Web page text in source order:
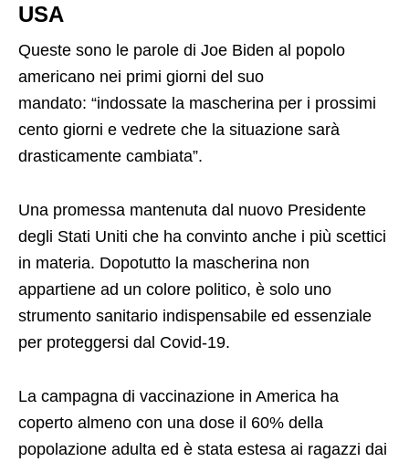
USA
Queste sono le parole di Joe Biden al popolo
americano nei primi giorni del suo
mandato: “indossate la mascherina per i prossimi
cento giorni e vedrete che la situazione sarà
drasticamente cambiata”.
Una promessa mantenuta dal nuovo Presidente
degli Stati Uniti che ha convinto anche i più scettici
in materia. Dopotutto la mascherina non
appartiene ad un colore politico, è solo uno
strumento sanitario indispensabile ed essenziale
per proteggersi dal Covid-19.
La campagna di vaccinazione in America ha
coperto almeno con una dose il 60% della
popolazione adulta ed è stata estesa ai ragazzi dai